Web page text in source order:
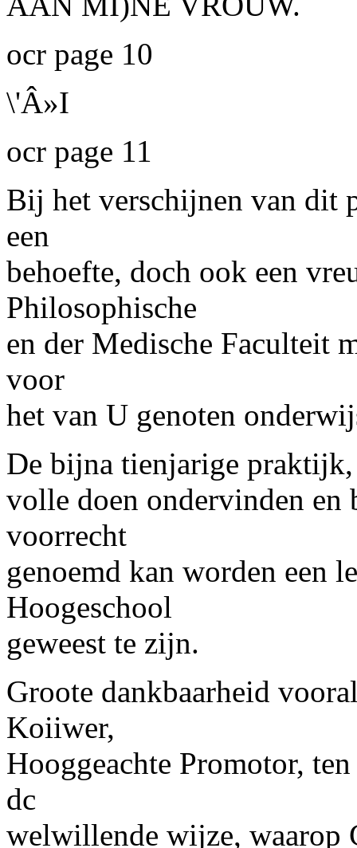
ocr page 10
\'Â»I
ocr page 11
Bij het verschijnen van dit
een
behoefte, doch ook een
Philosophische
en der Medische Faculteit
voor
het van U genoten
De bijna tienjarige
volle doen ondervinden en
voorrecht
genoemd kan worden een
Hoogeschool
geweest te zijn.
Groote dankbaarheid
Koiiwer,
Hooggeachte Promotor,
dc
welwillende wijze, waarop